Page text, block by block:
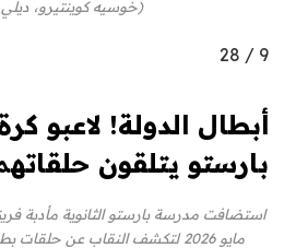
(خوسيه كوينتيرو،
9
/
28
أبطال الدولة! لاعبو
بارستو يتلقون
مايو 2026 لتكشف النقاب عن حلقات بطولة ولاية CIF المرتقبة.